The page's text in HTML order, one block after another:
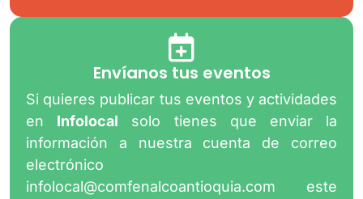
Envíanos tus eventos
Si quieres publicar tus eventos y actividades
en Infolocal solo tienes que enviar la
información a nuestra cuenta de correo
electrónico
infolocal@comfenalcoantioquia.com este